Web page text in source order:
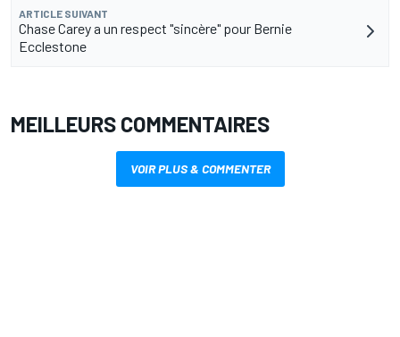
ARTICLE SUIVANT
Chase Carey a un respect "sincère" pour Bernie
Ecclestone
MEILLEURS COMMENTAIRES
VOIR PLUS & COMMENTER